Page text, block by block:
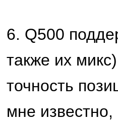
6. Q500
также их
точность
мне